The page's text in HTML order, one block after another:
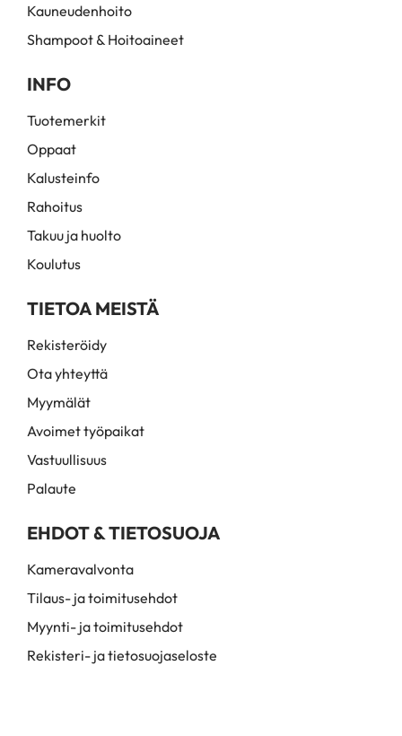
Kauneudenhoito
Shampoot & Hoitoaineet
INFO
Tuotemerkit
Oppaat
Kalusteinfo
Rahoitus
Takuu ja huolto
Koulutus
TIETOA MEISTÄ
Rekisteröidy
Ota yhteyttä
Myymälät
Avoimet työpaikat
Vastuullisuus
Palaute
EHDOT & TIETOSUOJA
Kameravalvonta
Tilaus- ja toimitusehdot
Myynti- ja toimitusehdot
Rekisteri- ja tietosuojaseloste